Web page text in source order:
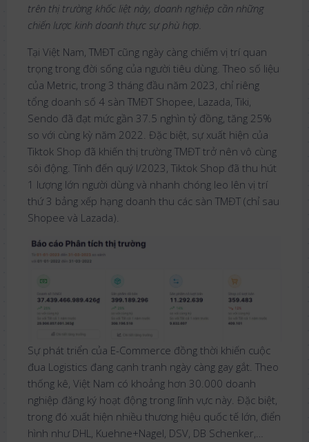
trên thị trường khốc liệt này, doanh nghiệp cần những
chiến lược kinh doanh thực sự phù hợp.
Tại Việt Nam, TMĐT cũng ngày càng chiếm vị trí quan
trọng trong đời sống của người tiêu dùng. Theo số liệu
của Metric, trong 3 tháng đầu năm 2023, chỉ riêng
tổng doanh số 4 sàn TMĐT Shopee, Lazada, Tiki,
Sendo đã đạt mức gần 37.5 nghìn tỷ đồng, tăng 25%
so với cùng kỳ năm 2022. Đặc biệt, sự xuất hiện của
Tiktok Shop đã khiến thị trường TMĐT trở nên vô cùng
sôi động. Tính đến quý I/2023, Tiktok Shop đã thu hút
1 lượng lớn người dùng và nhanh chóng leo lên vị trí
thứ 3 bảng xếp hạng doanh thu các sàn TMĐT (chỉ sau
Shopee và Lazada).
Sự phát triển của E-Commerce đồng thời khiến cuộc
đua Logistics đang cạnh tranh ngày càng gay gắt. Theo
thống kê, Việt Nam có khoảng hơn 30.000 doanh
nghiệp đăng ký hoạt động trong lĩnh vực này. Đặc biệt,
trong đó xuất hiện nhiều thương hiệu quốc tế lớn, điển
hình như DHL, Kuehne+Nagel, DSV, DB Schenker,…